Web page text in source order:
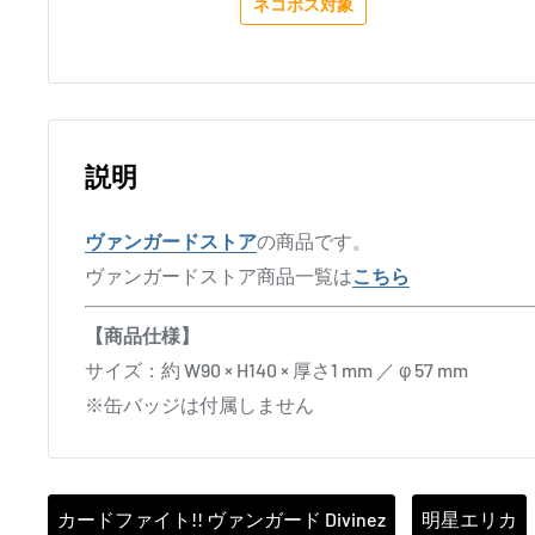
ネコポス対象
説明
ヴァンガードストアの商品です。
ヴァンガードストア商品一覧はこちら
【商品仕様】
サイズ：約 W90 × H140 × 厚さ1 mm ／ φ 57 mm
※缶バッジは付属しません
カードファイト!! ヴァンガード Divinez 明星エリカ